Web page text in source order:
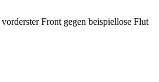
Front gegen beispiellose Flut